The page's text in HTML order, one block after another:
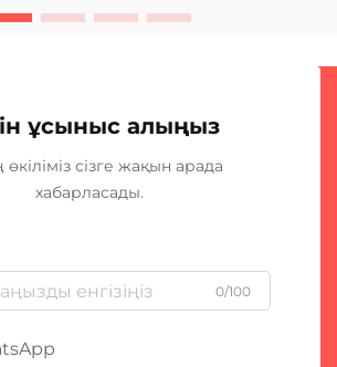
ұсыныс алыңыз
өкіліміз сізге жақын арада
хабарласады.
0/100